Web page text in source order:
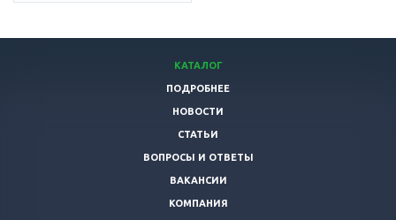
КАТАЛОГ
ПОДРОБНЕЕ
НОВОСТИ
СТАТЬИ
ВОПРОСЫ И ОТВЕТЫ
ВАКАНСИИ
КОМПАНИЯ